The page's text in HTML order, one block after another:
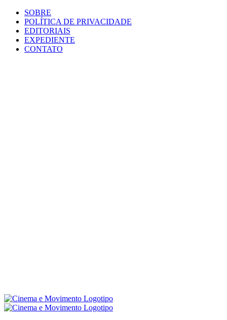
SOBRE
POLÍTICA DE PRIVACIDADE
EDITORIAIS
EXPEDIENTE
CONTATO